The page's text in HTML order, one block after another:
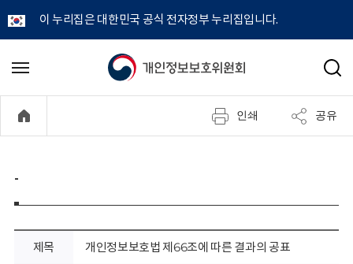
이 누리집은 대한민국 공식 전자정부 누리집입니다.
개
정
보
호
메
기
검
인쇄 공유
-
제목 개인정보보호법 제66조에 따른 결과의 공표